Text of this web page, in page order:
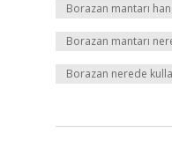
Borazan mantarı
Borazan mantarı
Borazan nerede